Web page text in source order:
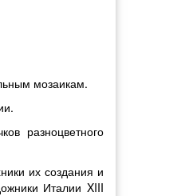
мозаикам.
разноцветного
их создания и
Италии XIII